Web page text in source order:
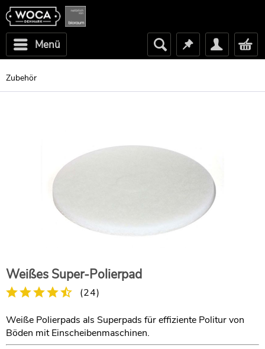
Menü
Zubehör
Weißes Super-Polierpad
(24)
Weiße Polierpads als Superpads für effiziente Politur von
Böden mit Einscheibenmaschinen.